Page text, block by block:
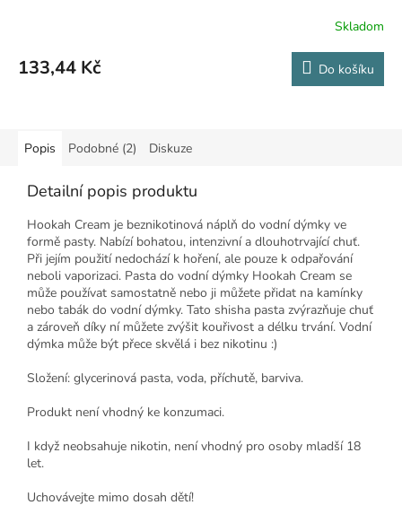
Skladom
133,44 Kč Do košíku
Popis Podobné (2) Diskuze
Detailní popis produktu
Hookah Cream je beznikotinová náplň do vodní dýmky ve
formě pasty. Nabízí bohatou, intenzivní a dlouhotrvající chuť.
Při jejím použití nedochází k hoření, ale pouze k odpařování
neboli vaporizaci. Pasta do vodní dýmky Hookah Cream se
může používat samostatně nebo ji můžete přidat na kamínky
nebo tabák do vodní dýmky. Tato shisha pasta zvýrazňuje chuť
a zároveň díky ní můžete zvýšit kouřivost a délku trvání. Vodní
dýmka může být přece skvělá i bez nikotinu :)
Složení: glycerinová pasta, voda, příchutě, barviva.
Produkt není vhodný ke konzumaci.
I když neobsahuje nikotin, není vhodný pro osoby mladší 18
let.
Uchovávejte mimo dosah dětí!